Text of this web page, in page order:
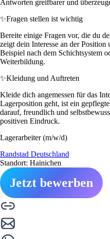
Antworten greifbarer und
✨Fragen stellen ist wichtig
Bereite einige Fragen vor, die du
zeigt dein Interesse an der
Beispiel nach dem Schichtsystem
Weiterbildung.
✨Kleidung und Auftreten
Kleide dich angemessen für das
Lagerposition geht, ist ein
darauf, freundlich und
positiven Eindruck.
Lagerarbeiter (m/w/d)
Randstad Deutschland
Standort: Hainichen
Jetzt bewerben